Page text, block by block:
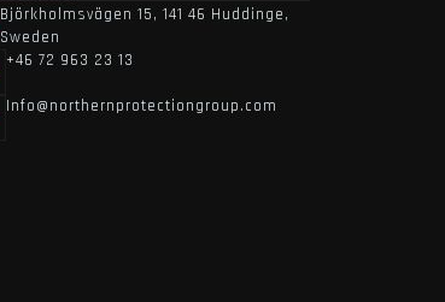
Björkholmsvägen 15, 141 46 Huddinge,
Sweden
+46 72 963 23 13
Info@northernprotectiongroup.com